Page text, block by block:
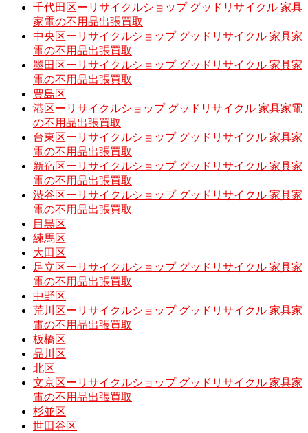
千代田区ーリサイクルショップ グッドリサイクル 家具
家電の不用品出張買取
中央区ーリサイクルショップ グッドリサイクル 家具家
電の不用品出張買取
墨田区ーリサイクルショップ グッドリサイクル 家具家
電の不用品出張買取
豊島区
港区ーリサイクルショップ グッドリサイクル 家具家電
の不用品出張買取
台東区ーリサイクルショップ グッドリサイクル 家具家
電の不用品出張買取
新宿区ーリサイクルショップ グッドリサイクル 家具家
電の不用品出張買取
渋谷区ーリサイクルショップ グッドリサイクル 家具家
電の不用品出張買取
目黒区
練馬区
大田区
足立区ーリサイクルショップ グッドリサイクル 家具家
電の不用品出張買取
中野区
荒川区ーリサイクルショップ グッドリサイクル 家具家
電の不用品出張買取
板橋区
品川区
北区
文京区ーリサイクルショップ グッドリサイクル 家具家
電の不用品出張買取
杉並区
世田谷区